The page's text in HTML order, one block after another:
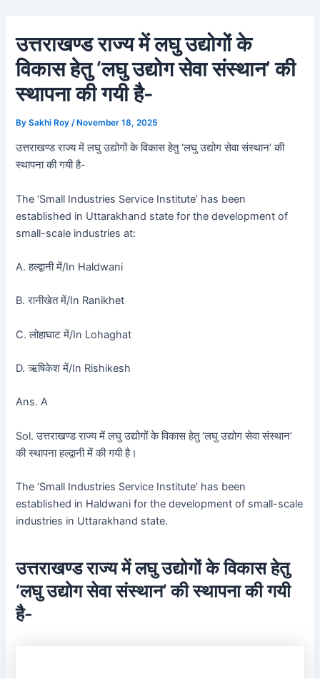
content
उत्तराखण्ड राज्य में लघु उद्योगों के
विकास हेतु ‘लघु उद्योग सेवा संस्थान’ की
स्थापना की गयी है-
BySakhi Roy /November 18, 2025
उत्तराखण्ड राज्य में लघु उद्योगों के विकास हेतु ‘लघु उद्योग सेवा संस्थान’ की
स्थापना की गयी है-
The ‘Small Industries Service Institute’ has been
established in Uttarakhand state for the development of
small-scale industries at:
A. हल्द्वानी में/In Haldwani
B. रानीखेत में/In Ranikhet
C. लोहाघाट में/In Lohaghat
D. ऋषिकेश में/In Rishikesh
Ans. A
Sol. उत्तराखण्ड राज्य में लघु उद्योगों के विकास हेतु ‘लघु उद्योग सेवा संस्थान’
की स्थापना हल्द्वानी में की गयी है।
The ‘Small Industries Service Institute’ has been
established in Haldwani for the development of small-scale
industries in Uttarakhand state.
उत्तराखण्ड राज्य में लघु उद्योगों के विकास हेतु
‘लघु उद्योग सेवा संस्थान’ की स्थापना की गयी
है-